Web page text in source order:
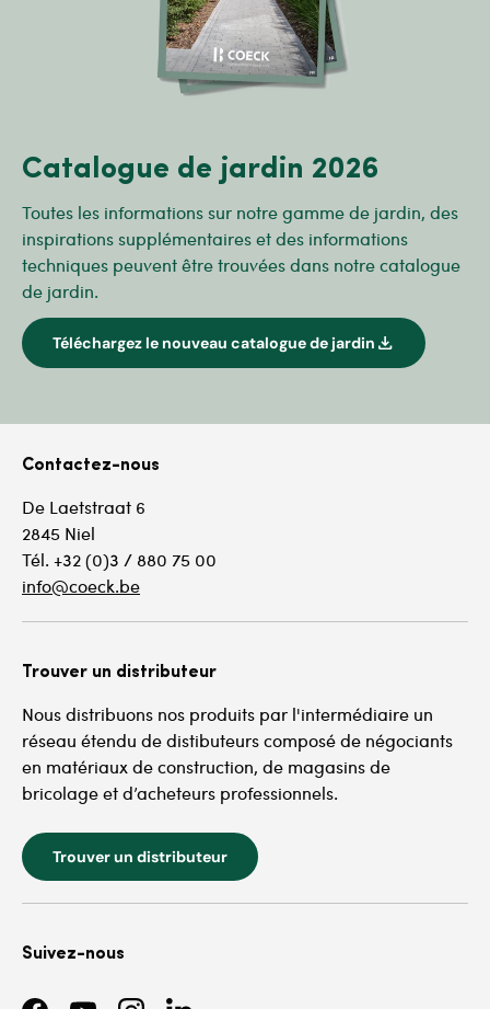
Catalogue de jardin 2026
Toutes les informations sur notre gamme de jardin, des
inspirations supplémentaires et des informations
techniques peuvent être trouvées dans notre catalogue
de jardin.
Téléchargez le nouveau catalogue de jardin download
Contactez-nous
De Laetstraat 6
2845 Niel
Tél. +32 (0)3 / 880 75 00
info@coeck.be
Trouver un distributeur
Nous distribuons nos produits par l'intermédiaire un
réseau étendu de distibuteurs composé de négociants
en matériaux de construction, de magasins de
bricolage et d’acheteurs professionnels.
Trouver un distributeur
Suivez-nous